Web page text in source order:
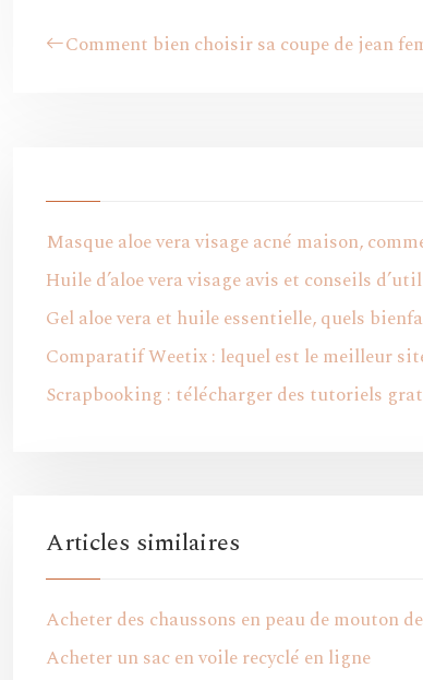
Comment bien choisir sa coupe de jean
Masque aloe vera visage acné maison,
Huile d’aloe vera visage avis et conseils
Gel aloe vera et huile essentielle, quels
Comparatif Weetix : lequel est le meilleur
Scrapbooking : télécharger des tutoriels
Articles similaires
Acheter des chaussons en peau de mouton
Acheter un sac en voile recyclé en ligne